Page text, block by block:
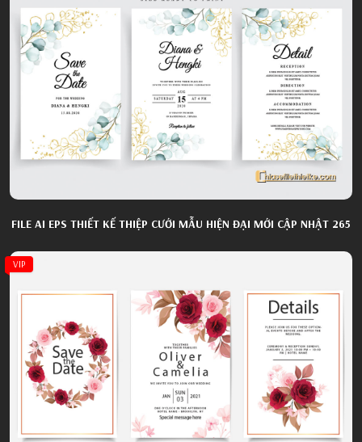
FILE AI EPS THIẾT KẾ THIỆP CƯỚI MẪU HIỆN ĐẠI MỚI CẬP NHẬT 265
VIP